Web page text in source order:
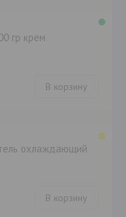
гр крем
В корзину
охлаждающий
В корзину